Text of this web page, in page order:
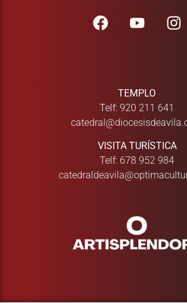
TEMPLO
Telf: 920 211 641
VISITA TURÍSTICA
Telf: 678 952 984